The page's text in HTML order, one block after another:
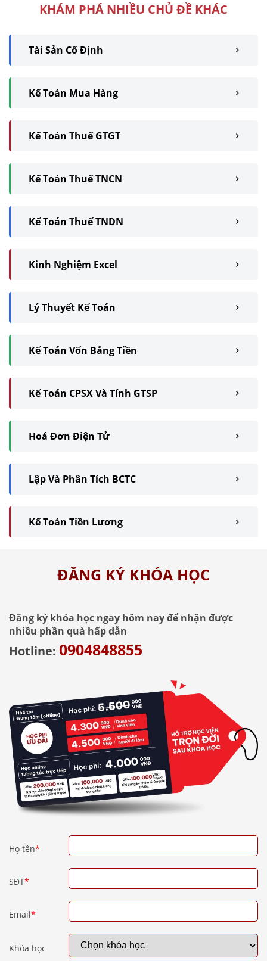
KHÁM PHÁ NHIỀU CHỦ ĐỀ KHÁC
Tài Sản Cố Định
Kế Toán Mua Hàng
Kế Toán Thuế GTGT
Kế Toán Thuế TNCN
Kế Toán Thuế TNDN
Kinh Nghiệm Excel
Lý Thuyết Kế Toán
Kế Toán Vốn Bằng Tiền
Kế Toán CPSX Và Tính GTSP
Hoá Đơn Điện Tử
Lập Và Phân Tích BCTC
Kế Toán Tiền Lương
ĐĂNG KÝ KHÓA HỌC
Đăng ký khóa học ngay hôm nay để nhận được
nhiều phần quà hấp dẫn
Hotline: 0904848855
Họ tên*
SĐT*
Email*
Khóa học